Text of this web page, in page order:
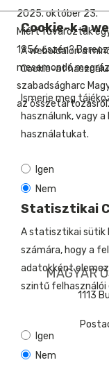
2025. október 23.
Miért fuvaroztak
1956 őszén?
mesemondó
szabadságharc
az összetartozásról.
MAGYAR
1113
Cookie-k a
A weboldalon a
Cookie-at
Ismerje meg
használunk, vagy
használatukat.
Igen
Nem
Statisztikai
A statisztikai sütik
számára, hogy a
adatokként
szintű
Igen
Nem